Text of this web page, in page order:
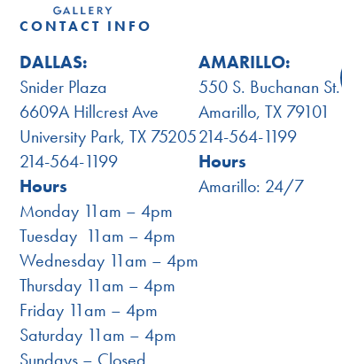
CONTACT INFO
DALLAS:
Snider Plaza
6609A Hillcrest Ave
University Park, TX 75205
214-564-1199
Hours
Monday 11am – 4pm
Tuesday 11am – 4pm
Wednesday 11am – 4pm
Thursday 11am – 4pm
Friday 11am – 4pm
Saturday 11am – 4pm
AMARILLO:
550 S. Buchanan St.
Amarillo, TX 79101
214-564-1199
Hours
Amarillo: 24/7